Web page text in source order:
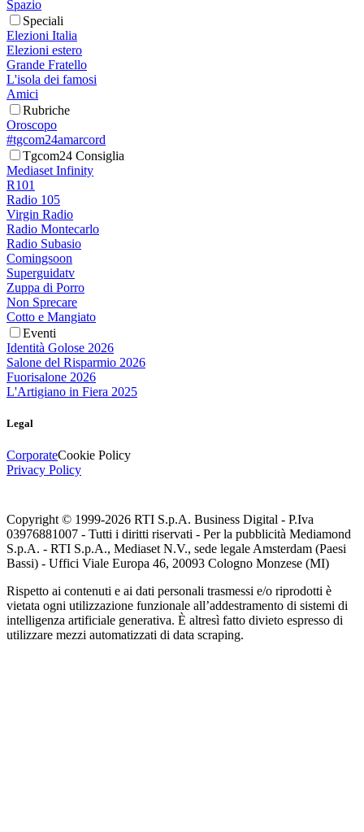
Spazio
Speciali
Elezioni Italia
Elezioni estero
Grande Fratello
L'isola dei famosi
Amici
Rubriche
Oroscopo
#tgcom24amarcord
Tgcom24 Consiglia
Mediaset Infinity
R101
Radio 105
Virgin Radio
Radio Montecarlo
Radio Subasio
Comingsoon
Superguidatv
Zuppa di Porro
Non Sprecare
Cotto e Mangiato
Eventi
Identità Golose 2026
Salone del Risparmio 2026
Fuorisalone 2026
L'Artigiano in Fiera 2025
Legal
CorporateCookie Policy
Privacy Policy
Copyright © 1999-2026 RTI S.p.A. Business Digital - P.Iva
03976881007 - Tutti i diritti riservati - Per la pubblicità Mediamond
S.p.A. - RTI S.p.A., Mediaset N.V., sede legale Amsterdam (Paesi
Bassi) - Uffici Viale Europa 46, 20093 Cologno Monzese (MI)
Rispetto ai contenuti e ai dati personali trasmessi e/o riprodotti è
vietata ogni utilizzazione funzionale all’addestramento di sistemi di
intelligenza artificiale generativa. È altresì fatto divieto espresso di
utilizzare mezzi automatizzati di data scraping.